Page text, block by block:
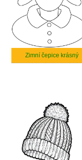
Zimní čepice krásný